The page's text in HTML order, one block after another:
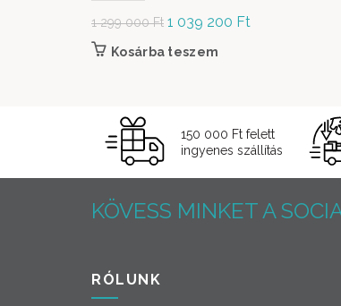
1 299 000Ft Original
price was: 1
1 039 200 Ft
Kosárba teszem
150 000 Ft felett
ingyenes szállítás
KÖVESS MINKET A
RÓLUNK